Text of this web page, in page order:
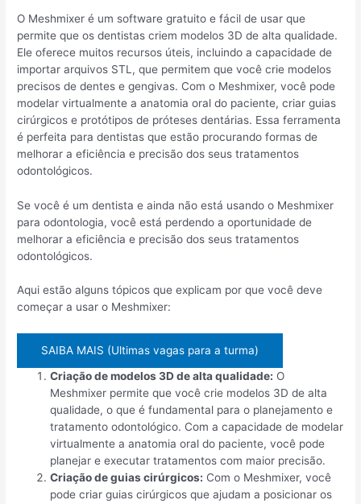
O Meshmixer é um software gratuito e fácil de usar que
permite que os dentistas criem modelos 3D de alta qualidade.
Ele oferece muitos recursos úteis, incluindo a capacidade de
importar arquivos STL, que permitem que você crie modelos
precisos de dentes e gengivas. Com o Meshmixer, você pode
modelar virtualmente a anatomia oral do paciente, criar guias
cirúrgicos e protótipos de próteses dentárias. Essa ferramenta
é perfeita para dentistas que estão procurando formas de
melhorar a eficiência e precisão dos seus tratamentos
odontológicos.
Se você é um dentista e ainda não está usando o Meshmixer
para odontologia, você está perdendo a oportunidade de
melhorar a eficiência e precisão dos seus tratamentos
odontológicos.
Aqui estão alguns tópicos que explicam por que você deve
começar a usar o Meshmixer:
SAIBA MAIS (Ultimas vagas para a turma)
Criação de modelos 3D de alta qualidade: O
Meshmixer permite que você crie modelos 3D de alta
qualidade, o que é fundamental para o planejamento e
tratamento odontológico. Com a capacidade de modelar
virtualmente a anatomia oral do paciente, você pode
planejar e executar tratamentos com maior precisão.
Criação de guias cirúrgicos: Com o Meshmixer, você
pode criar guias cirúrgicos que ajudam a posicionar os